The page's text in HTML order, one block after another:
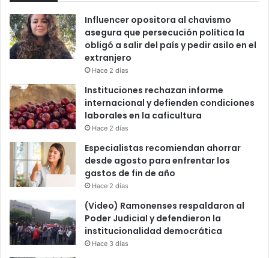
Influencer opositora al chavismo
asegura que persecución política la
obligó a salir del país y pedir asilo en el
extranjero
Hace 2 días
Instituciones rechazan informe
internacional y defienden condiciones
laborales en la caficultura
Hace 2 días
Especialistas recomiendan ahorrar
desde agosto para enfrentar los
gastos de fin de año
Hace 2 días
(Video) Ramonenses respaldaron al
Poder Judicial y defendieron la
institucionalidad democrática
Hace 3 días